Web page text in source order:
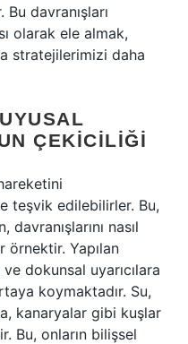
Bu davranışları
olarak ele almak,
stratejilerimizi daha
ÇEKICILIĞI
teşvik edilebilirler. Bu,
davranışlarını nasıl
Yapılan
dokunsal uyarıcılara
koymaktadır. Su,
kanaryalar gibi kuşlar
Bu, onların bilişsel